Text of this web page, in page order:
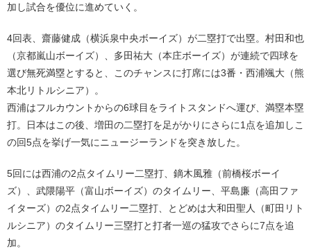
加し試合を優位に進めていく。
4回表、齋藤健成（横浜泉中央ボーイズ）が二塁打で出塁。村田和也
（京都嵐山ボーイズ）、多田祐大（本庄ボーイズ）が連続で四球を
選び無死満塁とすると、このチャンスに打席には3番・西浦颯大（熊
本北リトルシニア）。
西浦はフルカウントからの6球目をライトスタンドへ運び、満塁本塁
打。日本はこの後、増田の二塁打を足がかりにさらに1点を追加しこ
の回5点を挙げ一気にニュージーランドを突き放した。
5回には西浦の2点タイムリー二塁打、鏑木風雅（前橋桜ボーイ
ズ）、武隈陽平（富山ボーイズ）のタイムリー、平島廉（高田ファ
イターズ）の2点タイムリー二塁打、とどめは大和田聖人（町田リト
ルシニア）のタイムリー三塁打と打者一巡の猛攻でさらに7点を追
加。